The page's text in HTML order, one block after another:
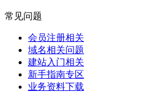
常见问题
会员注册相关
域名相关问题
建站入门相关
新手指南专区
业务资料下载